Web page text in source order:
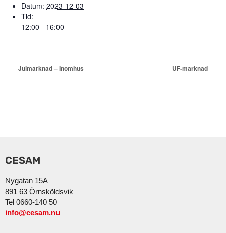
Datum: 2023-12-03
Tid:
12:00 - 16:00
Julmarknad – Inomhus UF-marknad
CESAM
Nygatan 15A
891 63 Örnsköldsvik
Tel 0660-140 50
info@cesam.nu